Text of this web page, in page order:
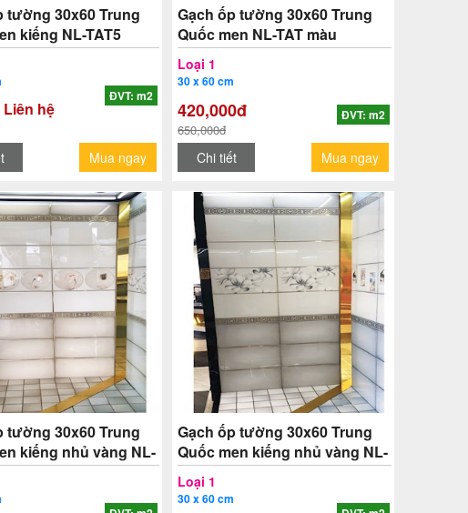
tường 30x60 Trung
kiếng NL-TAT5
Liên hệ
ĐVT: m2
Mua ngay
Gạch ốp tường 30x60 Trung
Quốc men NL-TAT màu
Loại 1
30 x 60 cm
420,000đ
650,000đ
ĐVT: m2
Chi tiết Mua ngay
tường 30x60 Trung
kiếng nhủ vàng NL-
Gạch ốp tường 30x60 Trung
Quốc men kiếng nhủ vàng NL-
TAT4
Loại 1
30 x 60 cm